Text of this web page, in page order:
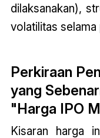
dilaksanakan),
volatilitas selama
Perkiraan
yang
"Harga IPO
Kisaran harga